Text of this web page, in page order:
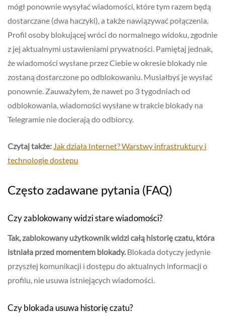
mógł ponownie wysyłać wiadomości, które tym razem będą
dostarczane (dwa haczyki), a także nawiązywać połączenia.
Profil osoby blokującej wróci do normalnego widoku, zgodnie
z jej aktualnymi ustawieniami prywatności. Pamiętaj jednak,
że wiadomości wysłane przez Ciebie w okresie blokady nie
zostaną dostarczone po odblokowaniu. Musiałbyś je wysłać
ponownie. Zauważyłem, że nawet po 3 tygodniach od
odblokowania, wiadomości wysłane w trakcie blokady na
Telegramie nie docierają do odbiorcy.
Czytaj także: Jak działa Internet? Warstwy infrastruktury i
technologie dostępu
Często zadawane pytania (FAQ)
Czy zablokowany widzi stare wiadomości?
Tak, zablokowany użytkownik widzi całą historię czatu, która
istniała przed momentem blokady.Blokada dotyczy jedynie
przyszłej komunikacji i dostępu do aktualnych informacji o
profilu, nie usuwa istniejących wiadomości.
Czy blokada usuwa historię czatu?